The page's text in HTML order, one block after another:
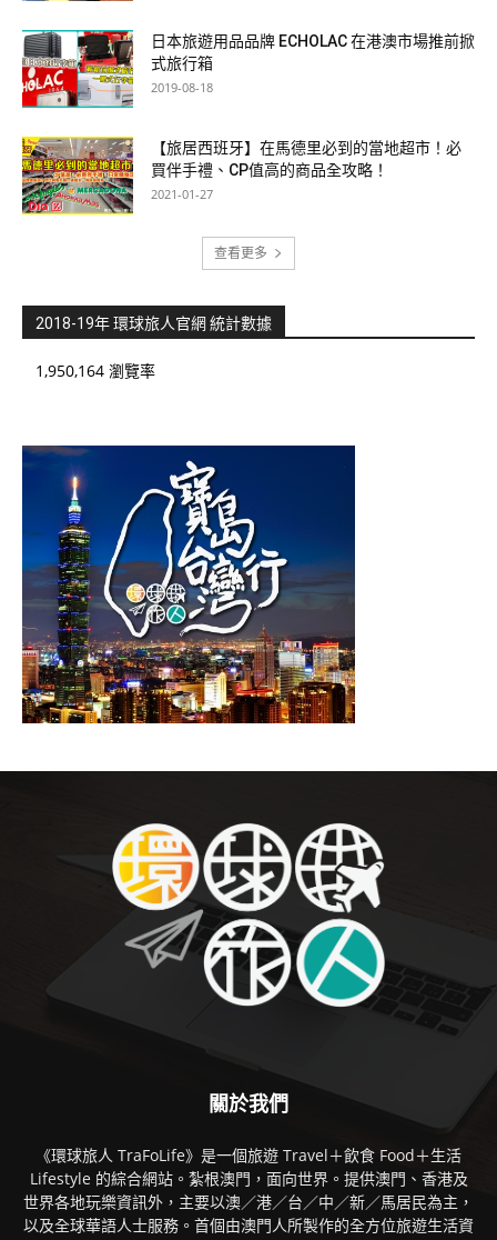
日本旅遊用品品牌 ECHOLAC 在港澳市場推前掀
式旅行箱
2019-08-18
【旅居西班牙】在馬德里必到的當地超市！必
買伴手禮、CP值高的商品全攻略！
2021-01-27
查看更多
2018-19年 環球旅人官網 統計數據
1,950,164 瀏覽率
關於我們
《環球旅人 TraFoLife》是一個旅遊 Travel＋飲食 Food＋生活
Lifestyle 的綜合網站。紮根澳門，面向世界。提供澳門、香港及
世界各地玩樂資訊外，主要以澳／港／台／中／新／馬居民為主，
以及全球華語人士服務。首個由澳門人所製作的全方位旅遊生活資